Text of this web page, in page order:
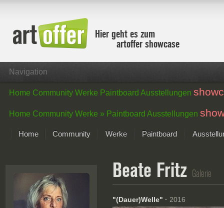
Hier geht es zum
artoffer showcase
Navigation
Home Community Werke Paintboard Ausstellungen
Home Community Werke » Paintboard Ausstellungen
Home Community Werke
Der letzte Monat im Fokus
Alle Fokus-Werke
Fokus-Werke
Paintboard
Beate Fritz Galerie
"(Dauer)Welle" · 2016